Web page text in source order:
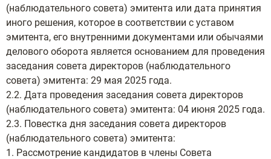
(наблюдательного совета) эмитента или дата принятия
иного решения, которое в соответствии с уставом
эмитента, его внутренними документами или обычаями
делового оборота является основанием для проведения
заседания совета директоров (наблюдательного
совета) эмитента: 29 мая 2025 года.
2.2. Дата проведения заседания совета директоров
(наблюдательного совета) эмитента: 04 июня 2025 года.
2.3. Повестка дня заседания совета директоров
(наблюдательного совета) эмитента:
1. Рассмотрение кандидатов в члены Совета